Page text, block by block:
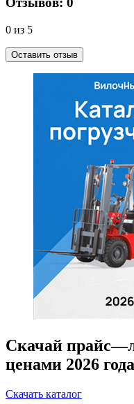
0 из 5
Оставить отзыв
Скачай
ценами 2026 года
Скачать каталог